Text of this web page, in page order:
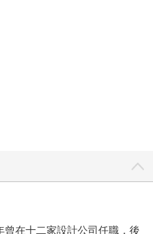
在十二家設計公司任職，後